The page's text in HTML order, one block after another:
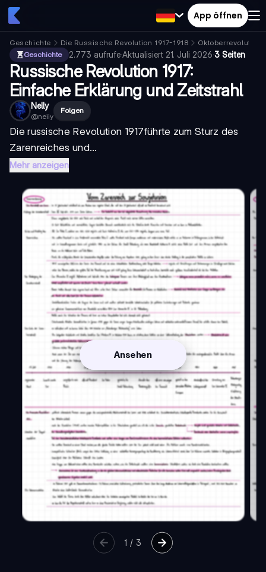
App öffnen
Geschichte Die Russische Revolution 1917-1918
Oktoberrevolution
Geschichte
2.773 aufrufe·Aktualisiert 21. Juli 2026·3 Seiten
Russische Revolution 1917:
Einfache Erklärung und Zeitstrahl
Nelly
@neiiy
Folgen
Dierussische Revolution 1917führte zum Sturz des
Zarenreiches und...
Mehr anzeigen
Ansehen
1 / 3